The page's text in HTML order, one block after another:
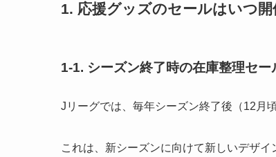
1. 応援グッズのセールはいつ
1-1. シーズン終了時の在庫整理セー
Jリーグでは、毎年シーズン終了後（12月
これは、新シーズンに向けて新しいデザ